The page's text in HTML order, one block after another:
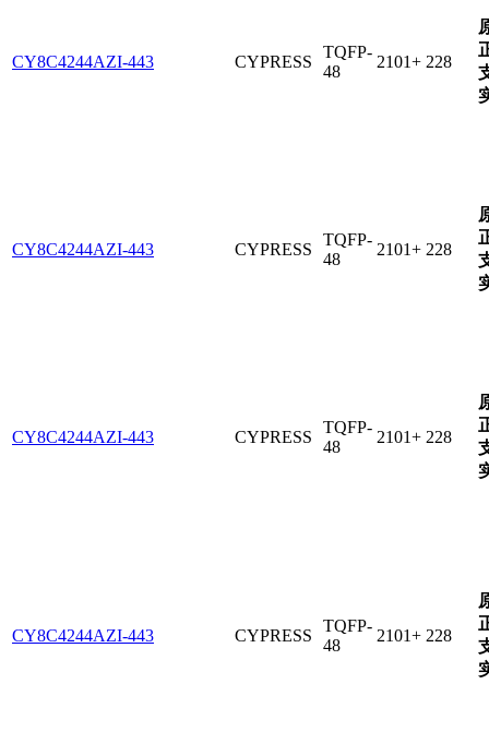
CY8C4244AZI-443 CYPRESS
TQFP-
48
2101+ 228
CY8C4244AZI-443 CYPRESS
TQFP-
48
2101+ 228
CY8C4244AZI-443 CYPRESS
TQFP-
48
2101+ 228
CY8C4244AZI-443 CYPRESS
TQFP-
48
2101+ 228